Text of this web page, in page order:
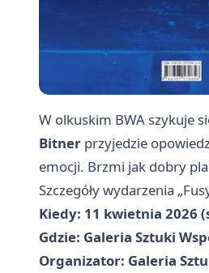
W olkuskim BWA szykuje
Bitner przyjedzie
emocji. Brzmi jak dobry
Szczegóły wydarzenia
Kiedy: 11 kwietnia 2026
Gdzie: Galeria Sztuki
Organizator: Galeria